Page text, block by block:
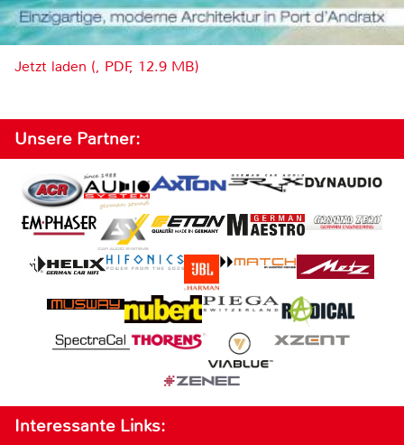
Jetzt laden (, PDF, 12.9 MB)
Unsere Partner:
Interessante Links: